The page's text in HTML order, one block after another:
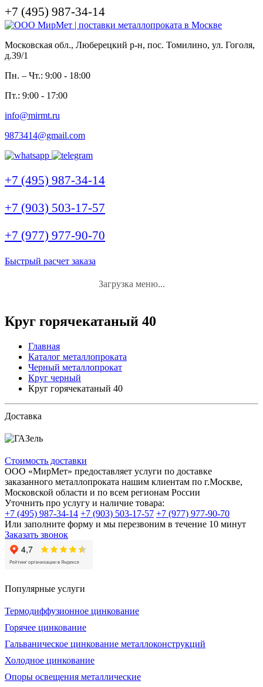
+7 (495) 987-34-14
Московская обл., Люберецкий р-н, пос. Томилино, ул. Гоголя,
д.39/1
Пн. – Чт.: 9:00 - 18:00
Пт.: 9:00 - 17:00
info@mirmt.ru
9873414@gmail.com
+7 (495) 987-34-14
+7 (903) 503-17-57
+7 (977) 977-90-70
Быстрый расчет заказа
Загрузка меню...
Круг горячекатаный 40
Главная
Каталог металлопроката
Черный металлопрокат
Круг черный
Круг горячекатаный 40
Доставка
Стоимость доставки
ООО «МирМет» предоставляет услуги по доставке
заказанного металлопроката нашим клиентам по г.Москве,
Московской области и по всем регионам России
Уточнить про услугу и наличие товара:
+7 (495) 987-34-14 +7 (903) 503-17-57 +7 (977) 977-90-70
Или заполните форму и мы перезвоним в течение 10 минут
Заказать звонок
Популярные услуги
Термодиффузионное цинкование
Горячее цинкование
Гальваническое цинкование металлоконструкций
Холодное цинкование
Опоры освещения металлические